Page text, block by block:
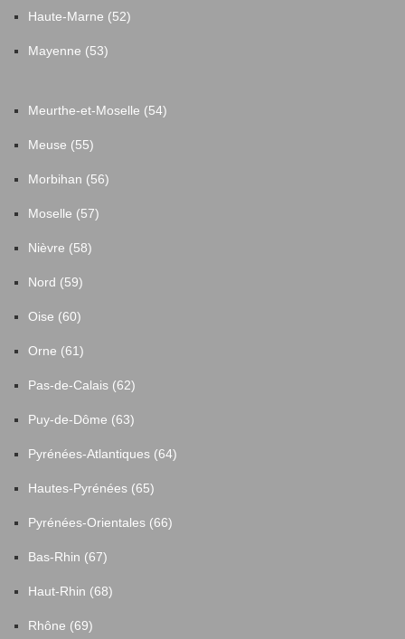
Haute-Marne (52)
Mayenne (53)
Meurthe-et-Moselle (54)
Meuse (55)
Morbihan (56)
Moselle (57)
Nièvre (58)
Nord (59)
Oise (60)
Orne (61)
Pas-de-Calais (62)
Puy-de-Dôme (63)
Pyrénées-Atlantiques (64)
Hautes-Pyrénées (65)
Pyrénées-Orientales (66)
Bas-Rhin (67)
Haut-Rhin (68)
Rhône (69)